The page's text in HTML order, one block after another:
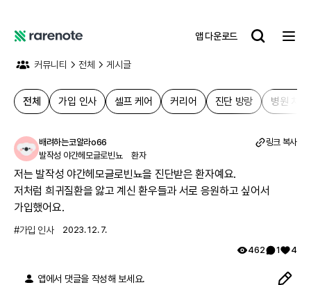
어
트
앱 다운로드
커뮤니티 전체 게시글
전체 가입 인사 셀프 케어 커리어 진단 방랑 병원 치료
배려하는코알라o66
발작성 야간헤모글로빈뇨
환자
링크 복사
저는 발작성 야간헤모글로빈뇨을 진단받은 환자예요.
저처럼 희귀질환을 앓고 계신 환우들과 서로 응원하고 싶어서
가입했어요.
#가입 인사
2023. 12. 7.
462
1 4
앱에서 댓글을 작성해 보세요.